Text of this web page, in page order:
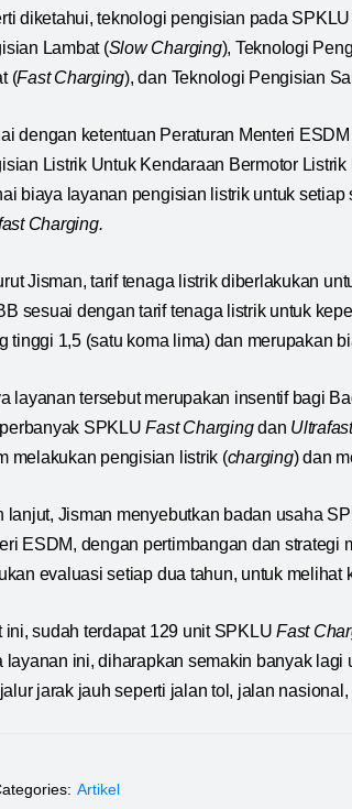
diketahui, teknologi pengisian pada
Lambat (Slow Charging), Teknologi
(Fast Charging), dan Teknologi Pengisian
dengan ketentuan Peraturan Menteri
Listrik Untuk Kendaraan Bermotor
biaya layanan pengisian listrik untuk
Charging.
Jisman, tarif tenaga listrik diberlakukan
sesuai dengan tarif tenaga listrik untuk
tinggi 1,5 (satu koma lima) dan merupakan
layanan tersebut merupakan insentif bagi
SPKLUFast Chargingdan
melakukan pengisian listrik (charging) dan
lanjut, Jisman menyebutkan badan usaha
ESDM, dengan pertimbangan dan
evaluasi setiap dua tahun, untuk melihat
ini, sudah terdapat 129 unit SPKLUFast
layanan ini, diharapkan semakin banyak
jarak jauh seperti jalan tol, jalan nasional,
Artikel